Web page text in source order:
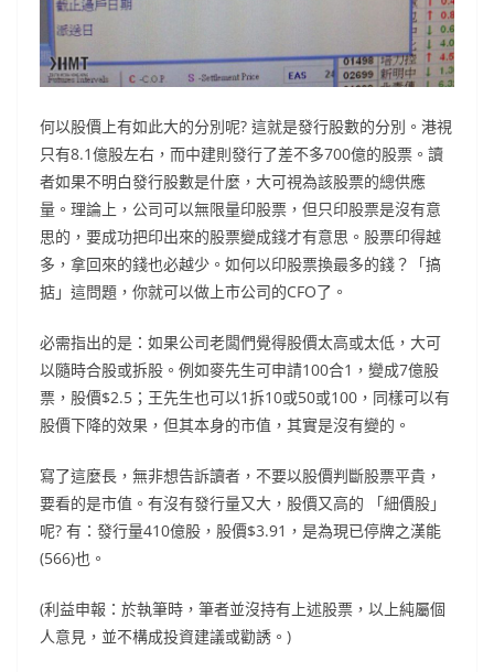
何以股價上有如此大的分別呢? 這就是發行股數的分別。港視
只有8.1億股左右，而中建則發行了差不多700億的股票。讀
者如果不明白發行股數是什麼，大可視為該股票的總供應
量。理論上，公司可以無限量印股票，但只印股票是沒有意
思的，要成功把印出來的股票變成錢才有意思。股票印得越
多，拿回來的錢也必越少。如何以印股票換最多的錢？「搞
掂」這問題，你就可以做上市公司的CFO了。
必需指出的是：如果公司老闆們覺得股價太高或太低，大可
以隨時合股或拆股。例如麥先生可申請100合1，變成7億股
票，股價$2.5；王先生也可以1拆10或50或100，同樣可以有
股價下降的效果，但其本身的市值，其實是沒有變的。
寫了這麼長，無非想告訴讀者，不要以股價判斷股票平貴，
要看的是市值。有沒有發行量又大，股價又高的 「細價股」
呢? 有：發行量410億股，股價$3.91，是為現已停牌之漢能
(566)也。
(利益申報：於執筆時，筆者並沒持有上述股票，以上純屬個
人意見，並不構成投資建議或勸誘。)